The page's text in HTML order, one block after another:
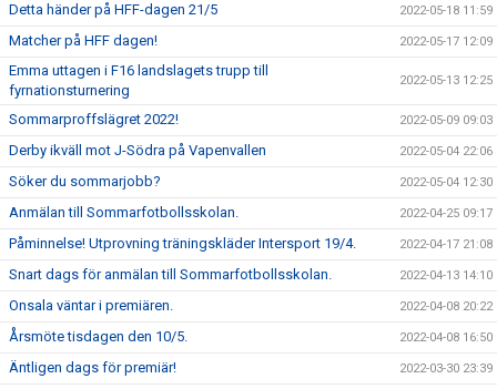
Detta händer på HFF-dagen 21/5 2022-05-18 11:59
Matcher på HFF dagen! 2022-05-17 12:09
Emma uttagen i F16 landslagets trupp till
fyrnationsturnering
2022-05-13 12:25
Sommarproffslägret 2022! 2022-05-09 09:03
Derby ikväll mot J-Södra på Vapenvallen 2022-05-04 22:06
Söker du sommarjobb? 2022-05-04 12:30
Anmälan till Sommarfotbollsskolan. 2022-04-25 09:17
Påminnelse! Utprovning träningskläder Intersport 19/4. 2022-04-17 21:08
Snart dags för anmälan till Sommarfotbollsskolan. 2022-04-13 14:10
Onsala väntar i premiären. 2022-04-08 20:22
Årsmöte tisdagen den 10/5. 2022-04-08 16:50
Äntligen dags för premiär! 2022-03-30 23:39